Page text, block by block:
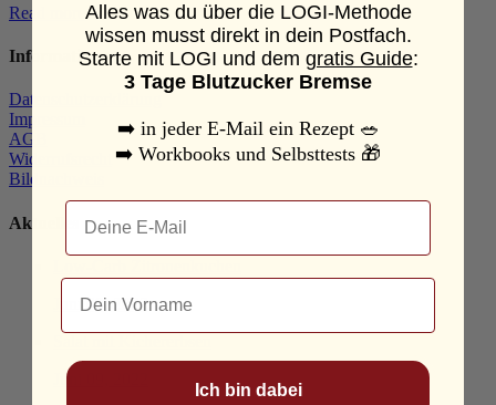
Read more
Informationen
Datenschutzerklärung
Impressum
AGB
Widerrufsrecht
Bildnachweis
Aktuelles
Juni 09, 2022
Juni 09, 2022
Alles was du über die LOGI-Methode
wissen musst direkt in dein Postfach.
Starte mit LOGI und dem gratis Guide:
3 Tage Blutzucker Bremse
➡️ in jeder E-Mail ein Rezept 🥗
➡️ Workbooks und Selbsttests 🎁
Email
Dein Name
Ich bin dabei